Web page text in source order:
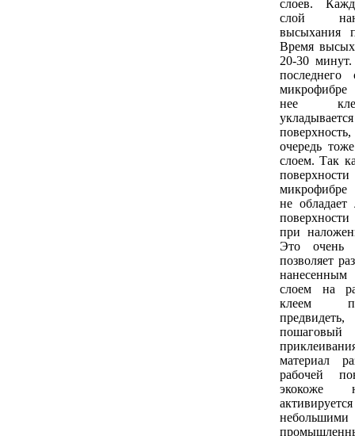
слоев.
слой
высыхания
Время
20-30
нее
очередь
слоем. Так
не обладает
при
Это очень
позволяет
слоем на
клеем
материал
рабочей
экокоже